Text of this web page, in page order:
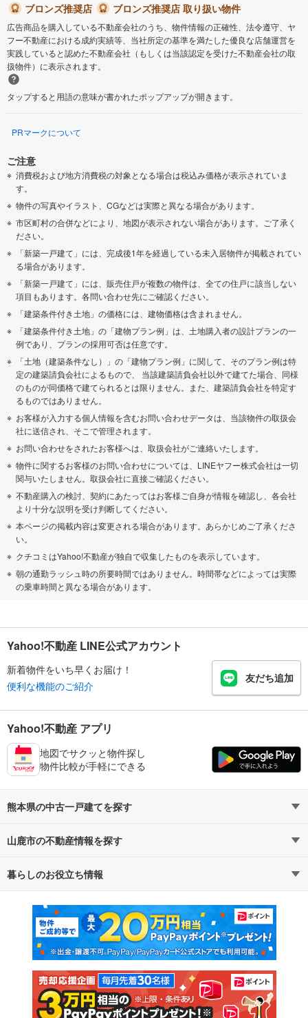
ブロンズ推奨店
ブロンズ推奨店 取り扱い物件
広告商品を購入している不動産会社のうち、物件情報の正確性、法令遵守、ヤ
フー不動産における成約実績等、当社所定の基準を満たした優良な店舗運営を
実践していると認めた不動産会社（もしくは当該認定を受けた不動産会社の取
扱物件）に表示されます。
タップすると用語の意味が書かれたポップアップが開きます。
PRマークについて
ご注意
消費税および地方消費税の対象となる場合は税込み価格が表示されていま
す。
物件の写真やイラスト、CGなどは実際と異なる場合があります。
市区町村の合併などにより、地図が表示されない場合があります。ご了承く
ださい。
「新築一戸建て」には、完成後1年を経過している未入居物件が掲載されてい
る場合があります。
「新築一戸建て」には、販売住戸が複数の物件は、全ての住戸に該当しない
項目もあります。各問い合わせ先にご確認ください。
「建築条件付き土地」の価格には、建物価格は含まれません。
「建築条件付き土地」の「建物プラン例」は、土地購入者の設計プランの一
例であり、プランの採用可否は任意です。
「土地（建築条件なし）」の「建物プラン例」に関して、そのプラン例は特
定の建築請負会社によるもので、 当該建築請負会社以外で建てた場合、同様
のものが同価格で建てられるとは限りません。また、建築請負会社を特定す
るものではありません。
お客様が入力する個人情報を含むお問い合わせデータは、当該物件の取扱会
社に送信され、そこで管理されます。
お問い合わせをされたお客様へは、取扱会社がご連絡いたします。
物件に関するお客様のお問い合わせについては、LINEヤフー株式会社は一切
関与いたしません。取扱会社に直接ご確認ください。
不動産購入の検討、契約にあたってはお客様ご自身が情報を確認し、各会社
より十分な説明を受け判断してください。
本ページの掲載内容は変更される場合があります。あらかじめご了承くださ
い。
クチコミはYahoo!不動産が独自で収集したものを表示しています。
朝の通勤ラッシュ時の所要時間ではありません。時間帯などによっては実際
の乗車時間と異なる場合があります。
Yahoo!不動産 LINE公式アカウント
新着物件をいち早くお届け！
便利な機能のご紹介
友だち追加
Yahoo!不動産 アプリ
地図でサクッと物件探し
物件比較が手軽にできる
熊本県の中古一戸建てを探す
路線・駅から探す
通勤・通学時間から探す
山鹿市の不動産情報を探す
不動産・住宅
新築マンション 中古マンション
新築一戸建て 中古一戸建て
注文住宅 土地
暮らしのお役立ち情報
マンションカタログ 教えて！住まいの先生